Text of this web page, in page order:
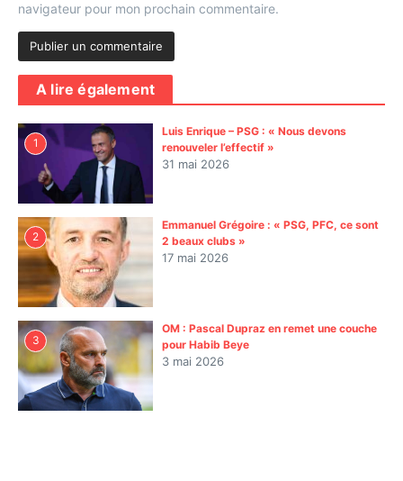
navigateur pour mon prochain commentaire.
A lire également
1
Luis Enrique – PSG : « Nous devons
renouveler l’effectif »
31 mai 2026
2
Emmanuel Grégoire : « PSG, PFC, ce sont
2 beaux clubs »
17 mai 2026
3
OM : Pascal Dupraz en remet une couche
pour Habib Beye
3 mai 2026